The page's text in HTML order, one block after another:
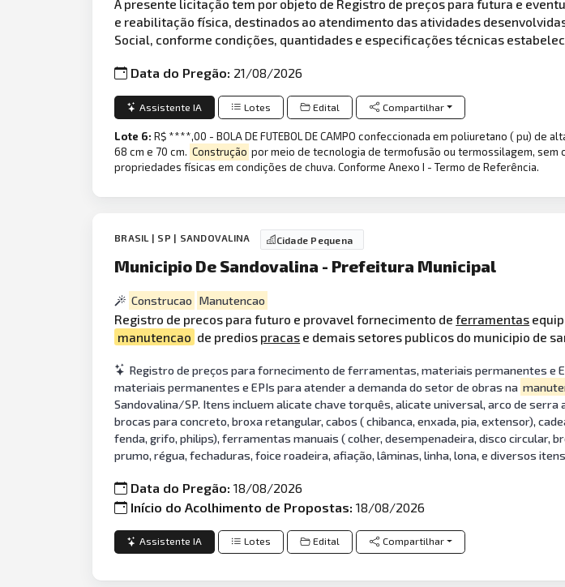
A presente licitação tem por objeto de Registro de preços para futura e
e reabilitação física, destinados ao atendimento das atividades
Social, conforme condições, quantidades e especificações técnicas
Data do Pregão: 21/08/2026
Assistente IA Lotes Edital Compartilhar
Lote 6:R$ ****,00 - BOLA DE FUTEBOL DE CAMPO confeccionada em poliuretano ( pu)
68 cm e 70 cm. Construção por meio de tecnologia de termofusão ou termossilagem,
propriedades físicas em condições de chuva. Conforme Anexo I - Termo de Referência.
BRASIL | SP | SANDOVALINA Cidade Pequena
Municipio De Sandovalina - Prefeitura Municipal
Construcao Manutencao
Registro de precos para futuro e provavel fornecimento deferramentas
manutencao de predios pracas e demais setores publicos do municipio de
Registro de preços para fornecimento de ferramentas, materiais permanentes
materiais permanentes e EPIs para atender a demanda do setor de obras na
Sandovalina/SP. Itens incluem alicate chave torquês, alicate universal, arco de
brocas para concreto, broxa retangular, cabos ( chibanca, enxada, pia, extensor),
fenda, grifo, philips), ferramentas manuais ( colher, desempenadeira, disco circular,
prumo, régua, fechaduras, foice roadeira, afiação, lâminas, linha, lona, e diversos
Data do Pregão:18/08/2026
Início do Acolhimento de Propostas:18/08/2026
Assistente IA Lotes Edital Compartilhar